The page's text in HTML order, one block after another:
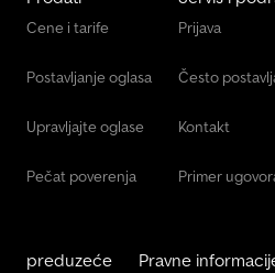
Cene i tarife
Postavljanje oglasa
Upravljajte oglase
Pečat poverenja
Prijava
Često
Kontakt
Primer
preduzeće Pravne